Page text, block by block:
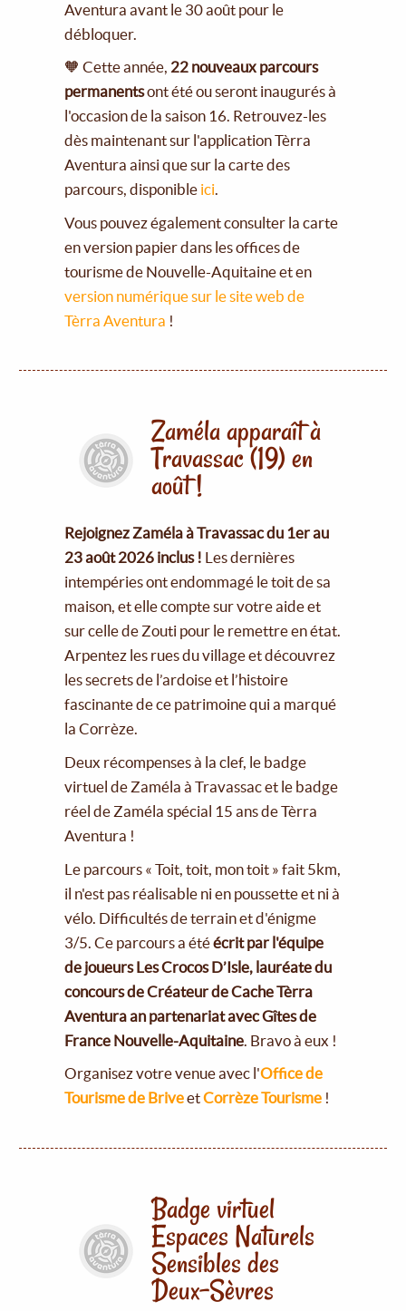
Aventura avant le 30 août pour le
débloquer.
🧡 Cette année, 22 nouveaux parcours
permanentsont été ou seront inaugurés à
l'occasion de la saison 16. Retrouvez-les
dès maintenant sur l'application Tèrra
Aventura ainsi que sur la carte des
parcours, disponible ici.
Vous pouvez également consulter la carte
en version papier dans les offices de
tourisme de Nouvelle-Aquitaine et en
version numérique sur le site web de
Tèrra Aventura !
Zaméla apparaît à
Travassac (19) en
août !
Rejoignez Zaméla à Travassac du 1er au
23 août 2026 inclus ! Les dernières
intempéries ont endommagé le toit de sa
maison, et elle compte sur votre aide et
sur celle de Zouti pour le remettre en état.
Arpentez les rues du village et découvrez
les secrets de l’ardoise et l’histoire
fascinante de ce patrimoine qui a marqué
la Corrèze.
Deux récompenses à la clef, le badge
virtuel de Zaméla à Travassac et le badge
réel de Zaméla spécial 15 ans de Tèrra
Aventura !
Le parcours « Toit, toit, mon toit » fait 5km,
il n'est pas réalisable ni en poussette et ni à
vélo. Difficultés de terrain et d'énigme
3/5. Ce parcours a étéécrit par l'équipe
de joueurs Les Crocos D’Isle, lauréate du
concours de Créateur de Cache Tèrra
Aventura an partenariat avec Gîtes de
France Nouvelle-Aquitaine . Bravo à eux !
Organisez votre venue avec l'Office de
Tourisme de BriveetCorrèze Tourisme !
Badge virtuel
Espaces Naturels
Sensibles des
Deux-Sèvres